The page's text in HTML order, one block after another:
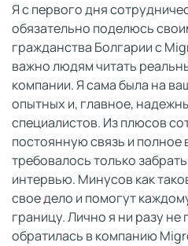
Я с первого дня
обязательно поделюсь
гражданства Болгарии с
важно людям читать
компании. Я сама была на
опытных и, главное,
специалистов. Из плюсов
постоянную связь и полное
требовалось только
интервью. Минусов как
свое дело и помогут
границу. Лично я ни разу не
обратилась в компанию